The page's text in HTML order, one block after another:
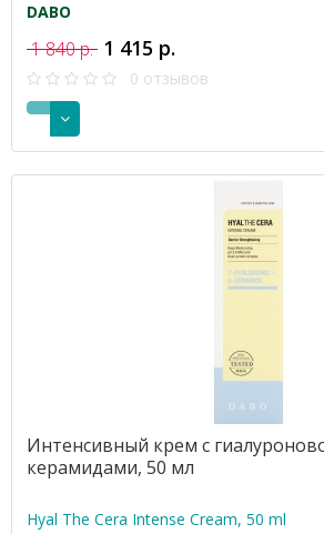
DABO
1 840 р. 1 415 р.
0 отзывов
Интенсивный крем с
керамидами, 50 мл
Hyal The Cera Intense Cream, 50 ml